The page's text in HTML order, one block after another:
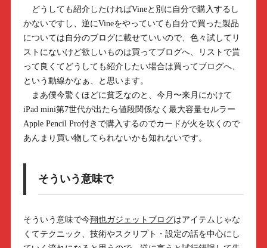
どうしても紹介したければVineと別に自分で購入するし
かないですし、逆にVineをやっていても自分で買った製品
については自分のブログに載せていいので、色々試してリ
ストにないけど欲しいものは買ってブログへ、リストで貰
って良くてどうしても紹介したい場合は買ってブログへ、
という動線かなぁ、と思います。
まあ僕今驚くほどに貧乏なのと、今月〜来月にかけて
iPad mini第7世代が出たら値段関係なく最大容量セルラー
Apple Pencil Pro付きで購入するのでカードが火を吹くので
あんまり買い物してられないかも知れないです。
そういう意味で
そういう意味で今翔也ガジェットブログはアイテムじゃな
くてテクニック、技術やスクリプト・設定の話を中心にし